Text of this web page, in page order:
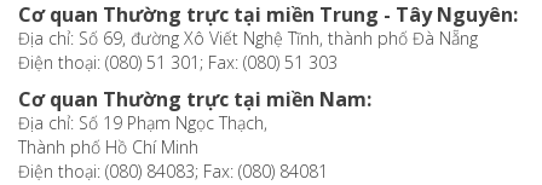
Cơ quan Thường trực tại miền Trung - Tây Nguyên:
Địa chỉ: Số 69, đường Xô Viết Nghệ Tĩnh, thành phố Đà Nẵng
Điện thoại: (080) 51 301; Fax: (080) 51 303
Cơ quan Thường trực tại miền Nam:
Địa chỉ: Số 19 Phạm Ngọc Thạch,
Thành phố Hồ Chí Minh
Điện thoại: (080) 84083; Fax: (080) 84081